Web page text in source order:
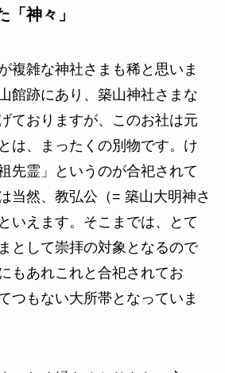
「神々」
複雑な神社さまも稀と思いま
館跡にあり、築山神社さまな
ておりますが、このお社は元
は、まったくの別物です。け
先霊」というのが合祀されて
当然、教弘公（= 築山大明神さ
いえます。そこまでは、とて
として崇拝の対象となるので
もあれこれと合祀されてお
つもない大所帯となっていま